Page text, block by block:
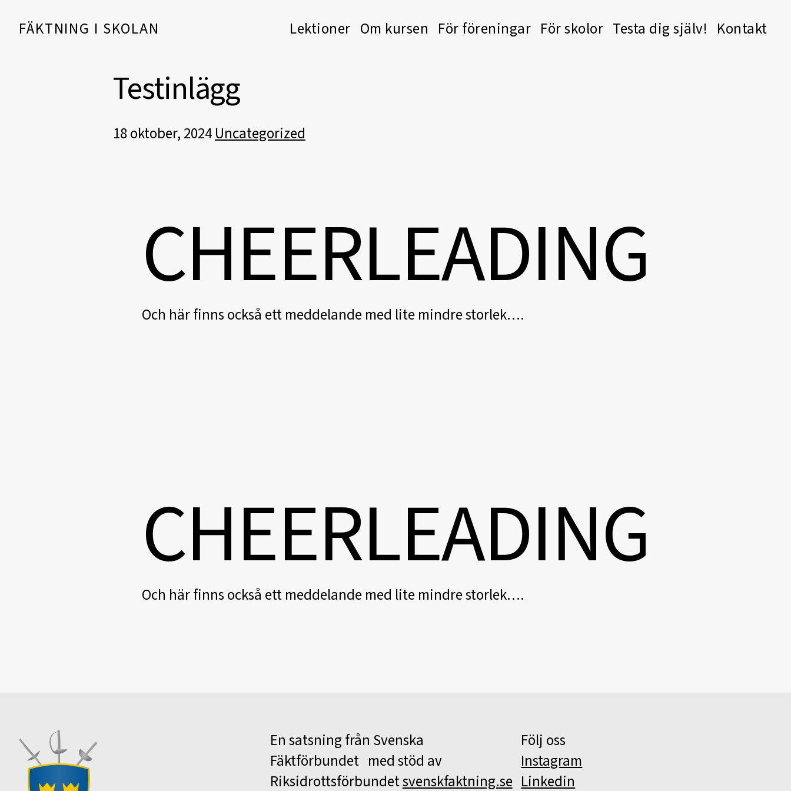
Huvudnavigering
FÄKTNING I SKOLAN Lektioner Om kursen För föreningar För skolor Testa dig själv! Kontakt
Testinlägg
18 oktober, 2024Uncategorized
CHEERLEADING
Och här finns också ett meddelande med lite mindre storlek….
CHEERLEADING
Och här finns också ett meddelande med lite mindre storlek….
En satsning från Svenska
Fäktförbundet med stöd av
Riksidrottsförbundetsvenskfaktning.se
Följ oss
Instagram
Linkedin